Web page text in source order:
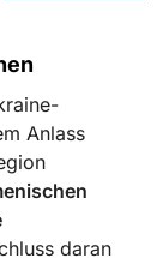
Anlass
daran